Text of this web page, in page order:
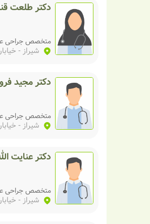
دکتر طلعت
متخصص جراحی
شیراز-
دکتر مجید
متخصص جراحی
شیراز-
دکتر عنایت
متخصص جراحی
شیراز-